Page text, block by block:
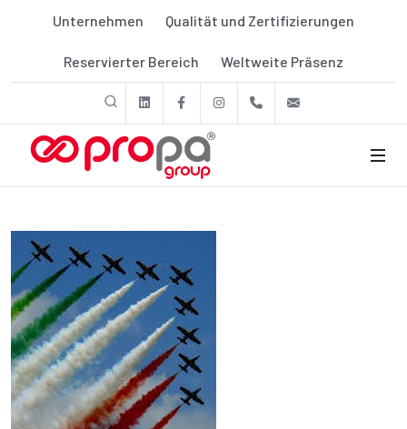
Unternehmen Qualität und Zertifizierungen
Reservierter Bereich Weltweite Präsenz
linkedinFacebookInstagram+39 011 9507788